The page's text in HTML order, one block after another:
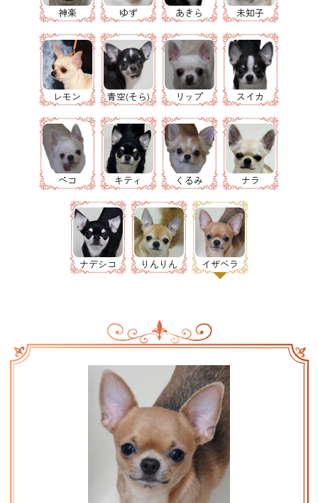
神楽 ゆず あきら 未知子
レモン 青空(そら) リップ スイカ
ペコ キティ くるみ ナラ
ナデシコ りんりん イザベラ